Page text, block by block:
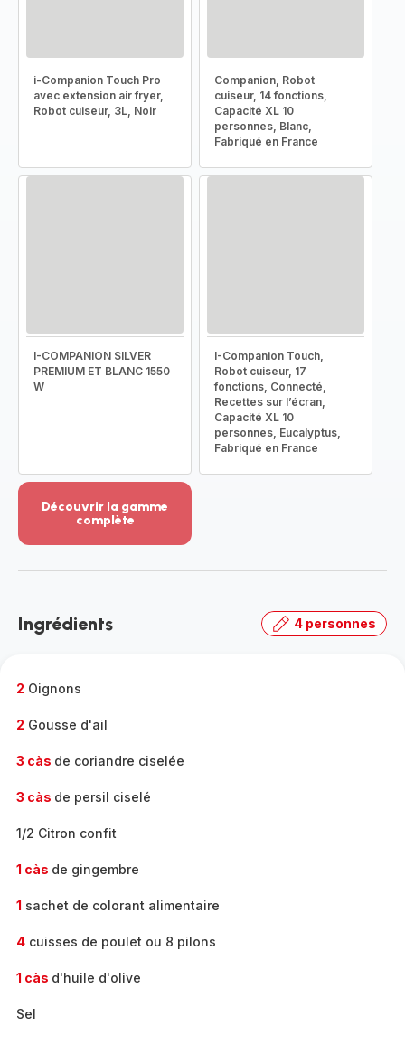
i-Companion Touch Pro
avec extension air fryer,
Robot cuiseur, 3L, Noir
Companion, Robot
cuiseur, 14 fonctions,
Capacité XL 10
personnes, Blanc,
Fabriqué en France
I-COMPANION SILVER
PREMIUM ET BLANC 1550
W
I-Companion Touch,
Robot cuiseur, 17
fonctions, Connecté,
Recettes sur l’écran,
Capacité XL 10
personnes, Eucalyptus,
Fabriqué en France
Découvrir la gamme
complète
-
gamme
Ingrédients 4 personnes
2 Oignons
2 Gousse d'ail
3 càs de coriandre ciselée
3 càs de persil ciselé
1/2 Citron confit
1 càs de gingembre
1 sachet de colorant alimentaire
4 cuisses de poulet ou 8 pilons
1 càs d'huile d'olive
Sel